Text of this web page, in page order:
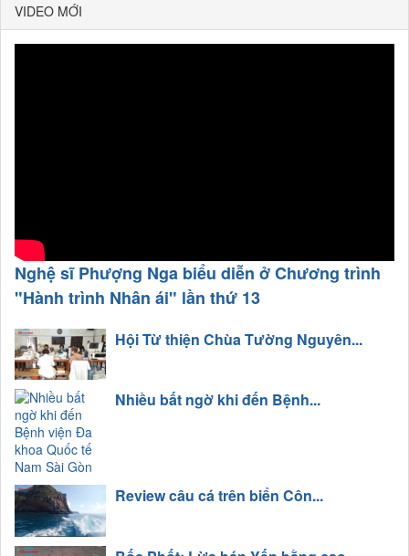
VIDEO MỚI
Nghệ sĩ Phượng Nga biểu diễn ở Chương trình
"Hành trình Nhân ái" lần thứ 13
Hội Từ thiện Chùa Tường Nguyên...
Nhiều bất ngờ khi đến Bệnh...
Review câu cá trên biển Côn...